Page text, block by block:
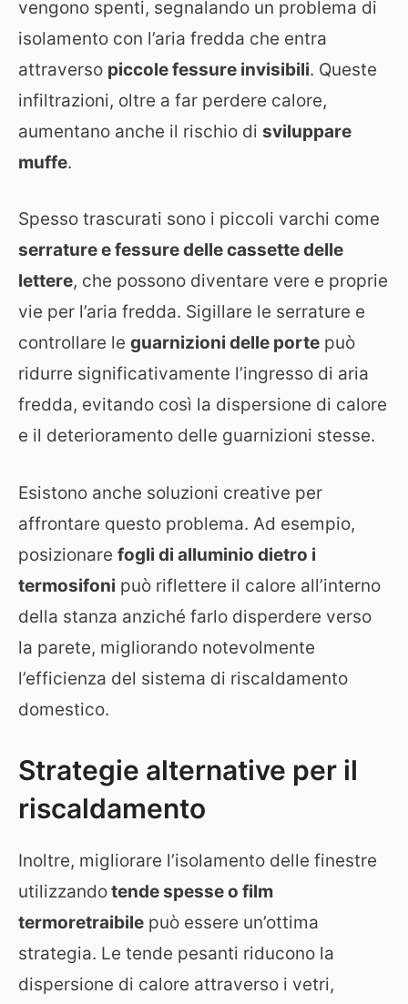
vengono spenti, segnalando un problema di
isolamento con l’aria fredda che entra
attraverso piccole fessure invisibili. Queste
infiltrazioni, oltre a far perdere calore,
aumentano anche il rischio di sviluppare
muffe.
Spesso trascurati sono i piccoli varchi come
serrature e fessure delle cassette delle
lettere, che possono diventare vere e proprie
vie per l’aria fredda. Sigillare le serrature e
controllare le guarnizioni delle porte può
ridurre significativamente l’ingresso di aria
fredda, evitando così la dispersione di calore
e il deterioramento delle guarnizioni stesse.
Esistono anche soluzioni creative per
affrontare questo problema. Ad esempio,
posizionare fogli di alluminio dietro i
termosifoni può riflettere il calore all’interno
della stanza anziché farlo disperdere verso
la parete, migliorando notevolmente
l’efficienza del sistema di riscaldamento
domestico.
Strategie alternative per il
riscaldamento
Inoltre, migliorare l’isolamento delle finestre
utilizzandotende spesse o film
termoretraibile può essere un’ottima
strategia. Le tende pesanti riducono la
dispersione di calore attraverso i vetri,